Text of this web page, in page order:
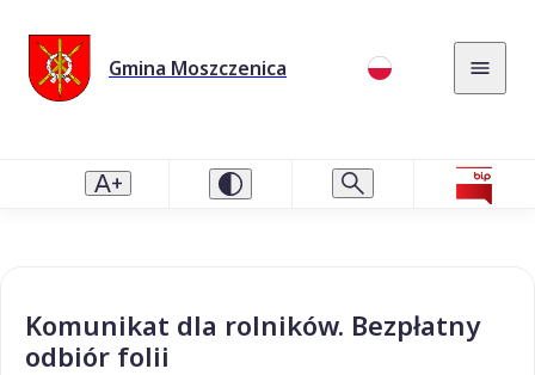
Gmina Moszczenica
Komunikat dla rolników. Bezpłatny
odbiór folii